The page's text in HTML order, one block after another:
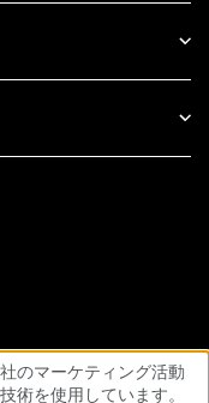
のマーケティング活動
術を使用しています。